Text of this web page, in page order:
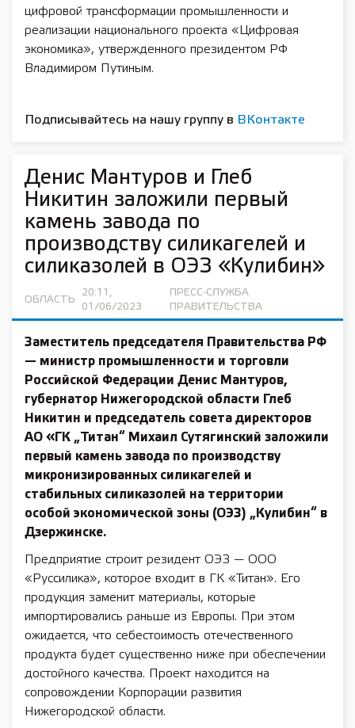
цифровой трансформации промышленности и
реализации национального проекта «Цифровая
экономика», утвержденного президентом РФ
Владимиром Путиным.
Подписывайтесь на нашу группу в ВКонтакте
Денис Мантуров и Глеб
Никитин заложили первый
камень завода по
производству силикагелей и
силиказолей в ОЭЗ «Кулибин»
ОБЛАСТЬ
20:11,
01/06/2023
ПРЕСС-СЛУЖБА
ПРАВИТЕЛЬСТВА
Заместитель председателя Правительства РФ
— министр промышленности и торговли
Российской Федерации Денис Мантуров,
губернатор Нижегородской области Глеб
Никитин и председатель совета директоров
АО «ГК „Титан“ Михаил Сутягинский заложили
первый камень завода по производству
микронизированных силикагелей и
стабильных силиказолей на территории
особой экономической зоны (ОЭЗ) „Кулибин“ в
Дзержинске.
Предприятие строит резидент ОЭЗ — ООО
«Руссилика», которое входит в ГК «Титан». Его
продукция заменит материалы, которые
импортировались раньше из Европы. При этом
ожидается, что себестоимость отечественного
продукта будет существенно ниже при обеспечении
достойного качества. Проект находится на
сопровождении Корпорации развития
Нижегородской области.